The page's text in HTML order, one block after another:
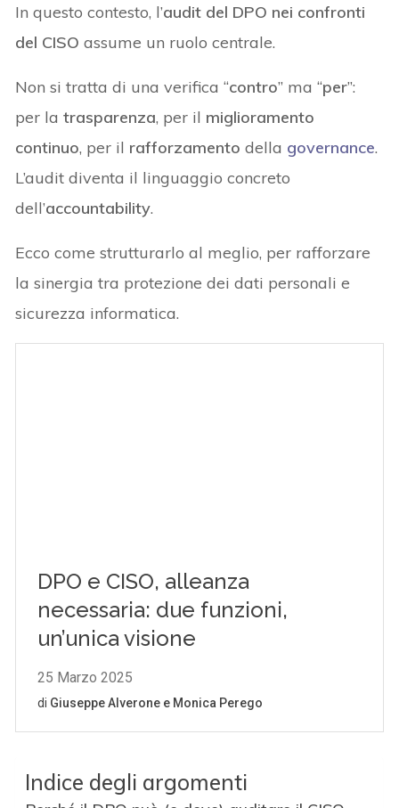
In questo contesto, l’audit del DPO nei confronti
del CISO assume un ruolo centrale.
Non si tratta di una verifica “contro” ma “per”:
per latrasparenza, per il miglioramento
continuo, per il rafforzamento della governance.
L’audit diventa il linguaggio concreto
dell’accountability.
Ecco come strutturarlo al meglio, per rafforzare
la sinergia tra protezione dei dati personali e
sicurezza informatica.
Indice degli argomenti